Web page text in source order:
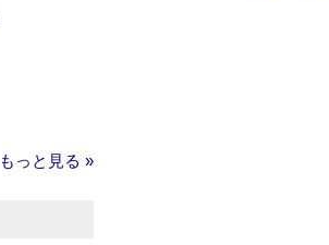
もっと見る »